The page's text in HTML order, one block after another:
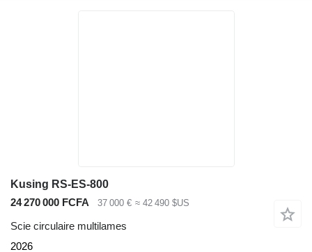
Kusing RS-ES-800
24 270 000 FCFA
37 000 € ≈ 42 490 $US
Scie circulaire multilames
2026